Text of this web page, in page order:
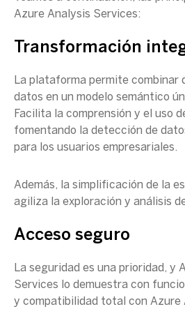
Azure Analysis Services:
Transformación
La plataforma permite combinar
datos en un modelo semántico
Facilita la comprensión y el uso
fomentando la detección de
para los usuarios empresariales.
Además, la simplificación de la
agiliza la exploración y análisis
Acceso seguro
La seguridad es una prioridad, y
Services lo demuestra con
y compatibilidad total con Azure